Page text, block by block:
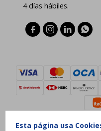
Esta página usa
4 días hábiles.
   